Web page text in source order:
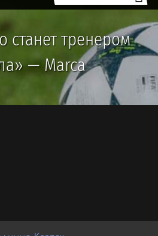
станет тренером
— Marca